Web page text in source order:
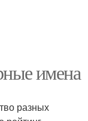
имена
разных